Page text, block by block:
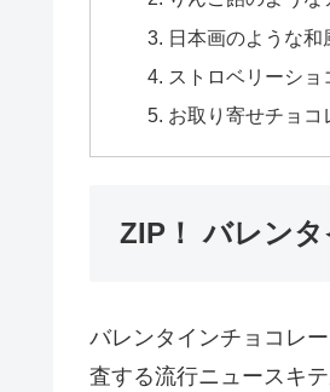
日本画のような和
ストロベリーショ
お取り寄せチョコ
ZIP！ バレン
バレンタインチョコレ
査する流行ニュースキ